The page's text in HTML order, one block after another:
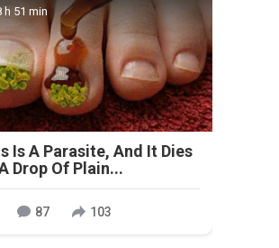
h 51 min
Is A Parasite, And It Dies
Drop Of Plain...
87 103